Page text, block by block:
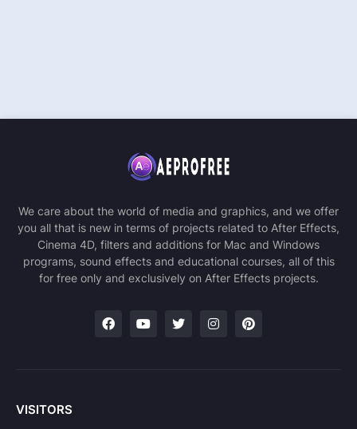
We care about the world of media and graphics, and we offer
you all that is new in terms of projects related to After Effects,
Cinema 4D, filters and additions for Mac and Windows
programs, sound effects and educational courses, all of this
for free only and exclusively on After Effects projects.
VISITORS